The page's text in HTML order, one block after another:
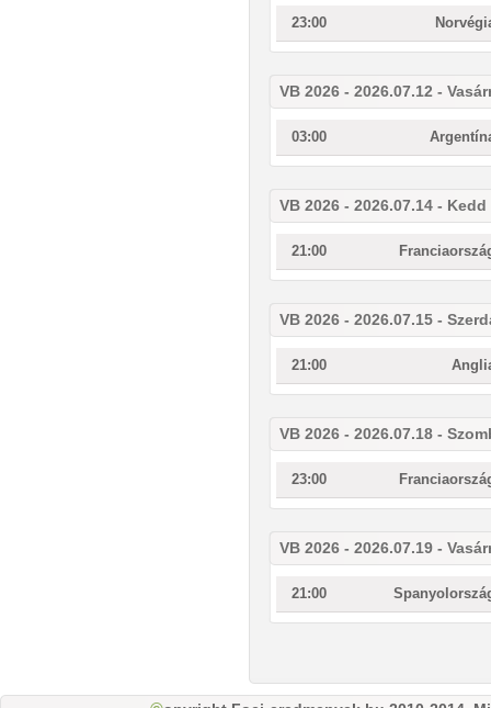
23:00
VB 2026 - 2026.07.12 -
03:00
VB 2026 - 2026.07.14 - Kedd
21:00
VB 2026 - 2026.07.15 -
21:00
VB 2026 - 2026.07.18 -
23:00
VB 2026 - 2026.07.19 -
21:00